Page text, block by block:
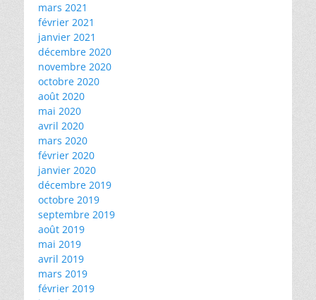
mars 2021
février 2021
janvier 2021
décembre 2020
novembre 2020
octobre 2020
août 2020
mai 2020
avril 2020
mars 2020
février 2020
janvier 2020
décembre 2019
octobre 2019
septembre 2019
août 2019
mai 2019
avril 2019
mars 2019
février 2019